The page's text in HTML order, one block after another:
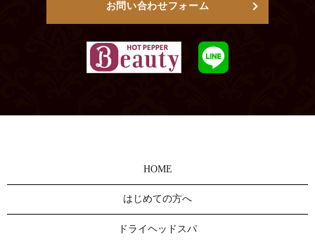
お問い合わせフォーム
HOME
はじめての方へ
ドライヘッドスパ